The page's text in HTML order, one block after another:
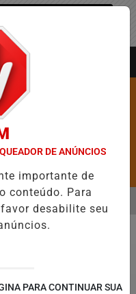
DE ANÚNCIOS
importante de
conteúdo. Para
desabilite seu
PARA CONTINUAR SUA